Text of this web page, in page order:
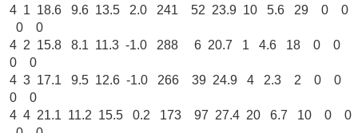
4 1 18.6 9.6 13.5 2.0 241 52 23.9 10 5.6 29 0 0
0 0
4 2 15.8 8.1 11.3 -1.0 288 6 20.7 1 4.6 18 0 0
0 0
4 3 17.1 9.5 12.6 -1.0 266 39 24.9 4 2.3 2 0 0
0 0
4 4 21.1 11.2 15.5 0.2 173 97 27.4 20 6.7 10 0 0